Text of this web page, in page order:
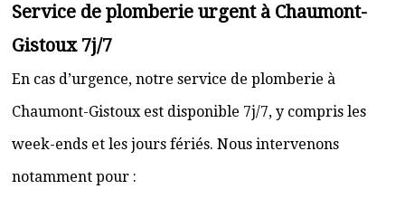
Service de plomberie urgent à Chaumont-
Gistoux 7j/7
En cas d’urgence, notre service de plomberie à
Chaumont-Gistoux est disponible 7j/7, y compris les
week-ends et les jours fériés. Nous intervenons
notamment pour :